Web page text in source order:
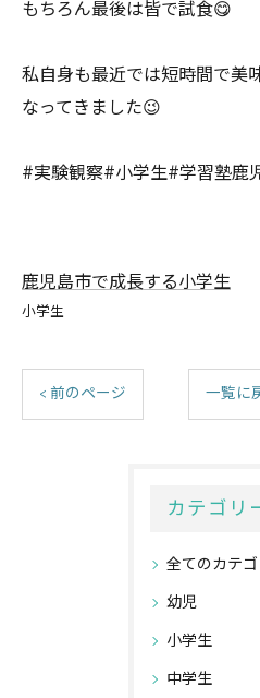
もちろん最後は皆で試食😋
私自身も最近では短時間で美
なってきました😉
#実験観察#小学生#学習塾鹿
鹿児島市で成長する小学生
小学生
< 前のページ 一覧に
カテゴリ
全てのカテ
幼児
小学生
中学生